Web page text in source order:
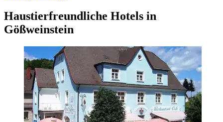
Haustierfreundliche Hotels in
Gößweinstein